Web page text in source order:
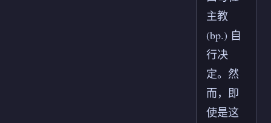
主教
(bp.) 自
行决
定。然
而，即
使是这